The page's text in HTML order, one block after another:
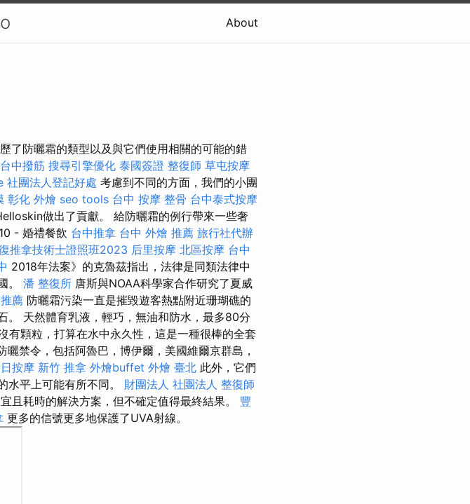
About
了防曬霜的類型以及與它們使用相關的可能的錯
台中撥筋 搜尋引擎優化 泰國簽證 整復師 草屯按摩
社團法人登記好處 考慮到不同的方面，我們的小團
彰化 外燴 seo tools 台中 按摩 整骨 台中泰式按摩
做出了貢獻。 給防曬霜的例行帶來一些奢
- 婚禮餐飲 台中推拿 台中 外燴 推薦 旅行社代辦
推拿技術士證照班2023 后里按摩 北區按摩 台中
2018年法案》的克魯茲指出，法律是同類法律中
。 潘 整復所 唐斯與NOAA科學家合作研究了夏威
薦 防曬霜污染一直是摧毀遊客熱點附近珊瑚礁的
。 天然體育乳液，輕巧，無油和防水，最多80分
有顆粒，打算在水中永久性，這是一種很棒的全套
曬禁令，包括阿魯巴，博伊爾，美國維爾京群島，
按摩 新竹 推拿 外燴buffet 外燴 臺北 此外，它們
水平上可能有所不同。 財團法人 社團法人 整復師
且耗時的解決方案，但不確定值得最終結果。 豐
更多的信號更多地保護了UVA射線。